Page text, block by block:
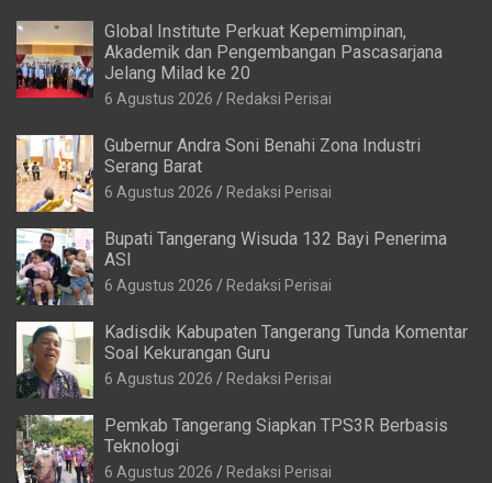
Global Institute Perkuat Kepemimpinan,
Akademik dan Pengembangan Pascasarjana
Jelang Milad ke 20
6 Agustus 2026 Redaksi Perisai
Gubernur Andra Soni Benahi Zona Industri
Serang Barat
6 Agustus 2026 Redaksi Perisai
Bupati Tangerang Wisuda 132 Bayi Penerima
ASI
6 Agustus 2026 Redaksi Perisai
Kadisdik Kabupaten Tangerang Tunda Komentar
Soal Kekurangan Guru
6 Agustus 2026 Redaksi Perisai
Pemkab Tangerang Siapkan TPS3R Berbasis
Teknologi
6 Agustus 2026 Redaksi Perisai